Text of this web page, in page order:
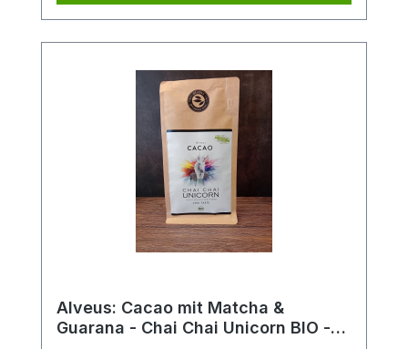
Alveus: Cacao mit Matcha &
Guarana - Chai Chai Unicorn BIO -